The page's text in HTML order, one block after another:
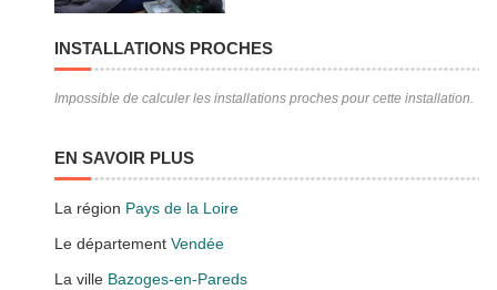
INSTALLATIONS PROCHES
Impossible de calculer les installations proches pour cette installation.
EN SAVOIR PLUS
La région Pays de la Loire
Le départementVendée
La ville Bazoges-en-Pareds